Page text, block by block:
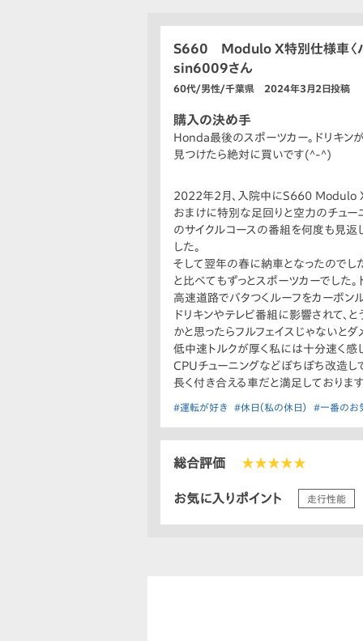
S660 Modulo X特別仕様車〈バ
sin6009さん
60代/男性/千葉県 2024年3月2日投稿
購入の決め手
Honda最後のスポーツカー。ドリキン
見つけたら絶対に買いです(^-^)
2022年2月、入院中にS660 Modulo X
おまけに特別な足回りと空力のチュー
のサイクルコースの番組を何度も見返
した。
そして翌年の春に納車となったのでし
と比べてもずっとスポーツカーでした
高速道路でバタつくルーフをカーボン
ドリキンやテレビ番組に影響されて、
かと思ったらフルフェイスじゃないと
低中速トルクが厚く私には十分速く感
CPUチューニングなどぼちぼち改造し
長く付き合える車だと満足しておりま
#運転が好き #休日（私の休日） #一番のお
総合評価 ★★★★★
お気に入りポイント 走行性能